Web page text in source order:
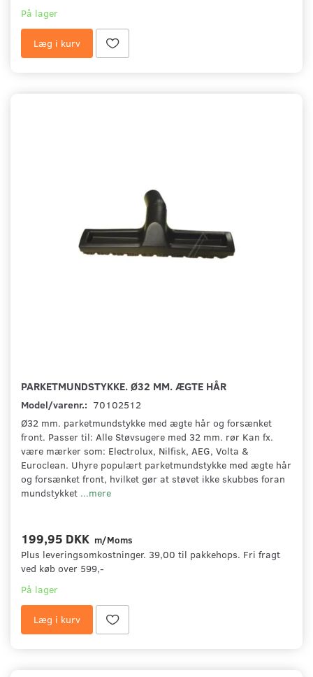
På lager
Læg i kurv
PARKETMUNDSTYKKE. Ø32 MM. ÆGTE HÅR
Model/varenr.: 70102512
Ø32 mm. parketmundstykke med ægte hår og forsænket
front. Passer til: Alle Støvsugere med 32 mm. rør Kan fx.
være mærker som: Electrolux, Nilfisk, AEG, Volta &
Euroclean. Uhyre populært parketmundstykke med ægte hår
og forsænket front, hvilket gør at støvet ikke skubbes foran
mundstykket ...mere
199,95 DKK m/Moms
Plus leveringsomkostninger. 39,00 til pakkehops. Fri fragt
ved køb over 599,-
På lager
Læg i kurv